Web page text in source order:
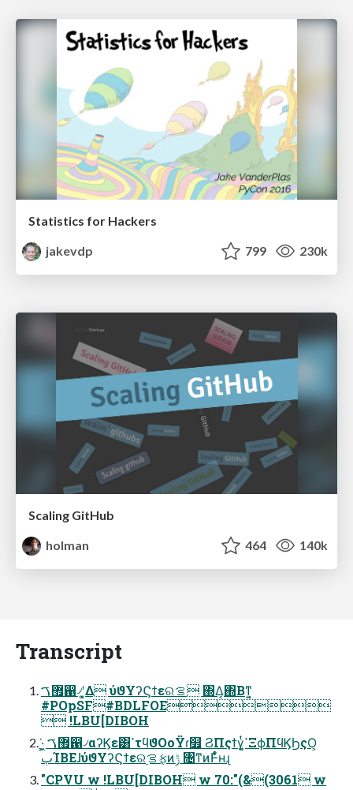
Statistics for Hackers
jakevdp
799 230k
Scaling GitHub
holman
464 140k
Transcript
޿ࠂ഑৴ʹ͓͚Δ ύϑΥʔϚϯεରࡦ ΍Δ͔΍Βͳ͍͔
#POpSF#BDLFOE
 !LBU[DIBOH
·͕͖͑ ޿ࠂ഑৴αʔϏε͸ߴτϥϑΟοΫɾ௿ ϨΠςϯγ͔ͭߴ͍ΞϕΠϥϏϦςΟ͕
ٻΊΒΕɺύϑΥʔϚϯεରࡦ࣮ફͷݱ ৔ͳͷͰ͋ͬͨʜɻ
"CPVU w !LBU[DIBOH w 70:"(&(3061 w